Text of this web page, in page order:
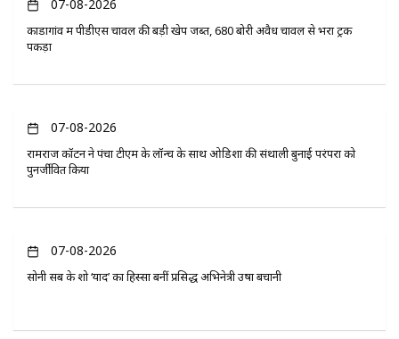
07-08-2026
कोंडागांव में पीडीएस चावल की बड़ी खेप जब्त, 680 बोरी अवैध चावल से भरा ट्रक
पकड़ा
07-08-2026
रामराज कॉटन ने पंचा टीएम के लॉन्च के साथ ओडिशा की संथाली बुनाई परंपरा को
पुनर्जीवित किया
07-08-2026
सोनी सब के शो ‘यादें’ का हिस्सा बनीं प्रसिद्ध अभिनेत्री उषा बचानी